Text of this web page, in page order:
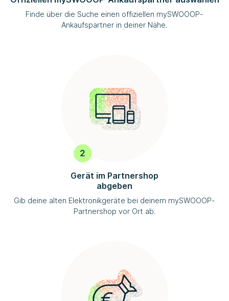
Finde über die Suche einen offiziellen mySWOOOP-
Ankaufspartner in deiner Nähe.
Gerät im Partnershop
abgeben
Gib deine alten Elektronikgeräte bei deinem mySWOOOP-
Partnershop vor Ort ab.